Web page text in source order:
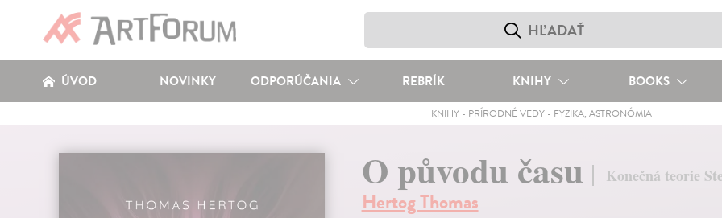
ÚVOD NOVINKY ODPORÚČANIA REBRÍK KNIHY BOOKS
KNIHY- PRÍRODNÉ VEDY- FYZIKA, ASTRONÓMIA
O původu času Konečná teorie
Hertog Thomas